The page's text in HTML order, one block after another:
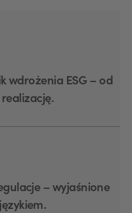
wdrożenia ESG – od
– wyjaśnione